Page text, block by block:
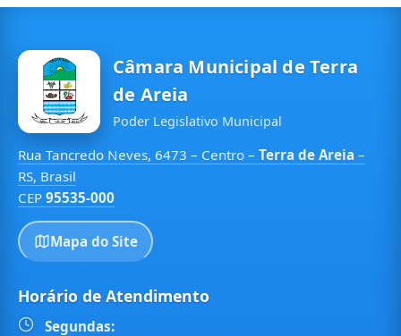
Câmara Municipal de Terra
de Areia
Poder Legislativo Municipal
Rua Tancredo Neves, 6473 – Centro – Terra de Areia –
RS, Brasil
CEP 95535-000
Mapa do Site
Horário de Atendimento
Segundas: